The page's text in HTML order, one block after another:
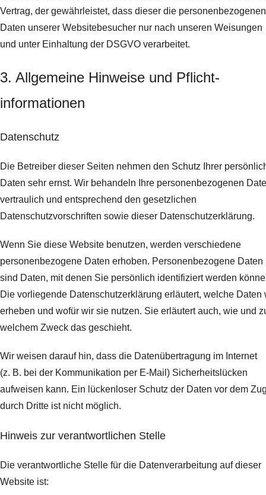
Vertrag, der gewährleistet, dass dieser die personenbezogenen
Daten unserer Websitebesucher nur nach unseren Weisungen
und unter Einhaltung der DSGVO verarbeitet.
3. Allgemeine Hinweise und Pflicht­
informationen
Datenschutz
Die Betreiber dieser Seiten nehmen den Schutz Ihrer
Daten sehr ernst. Wir behandeln Ihre personenbezogenen
vertraulich und entsprechend den gesetzlichen
Datenschutzvorschriften sowie dieser Datenschutzerklärung.
Wenn Sie diese Website benutzen, werden verschiedene
personenbezogene Daten erhoben. Personenbezogene Daten
sind Daten, mit denen Sie persönlich identifiziert werden
Die vorliegende Datenschutzerklärung erläutert, welche Daten
erheben und wofür wir sie nutzen. Sie erläutert auch, wie und
welchem Zweck das geschieht.
Wir weisen darauf hin, dass die Datenübertragung im Internet
(z. B. bei der Kommunikation per E-Mail) Sicherheitslücken
aufweisen kann. Ein lückenloser Schutz der Daten vor dem
durch Dritte ist nicht möglich.
Hinweis zur verantwortlichen Stelle
Die verantwortliche Stelle für die Datenverarbeitung auf dieser
Website ist: